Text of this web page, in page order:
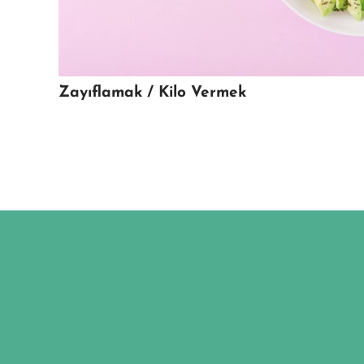
Zayıflamak / Kilo Vermek